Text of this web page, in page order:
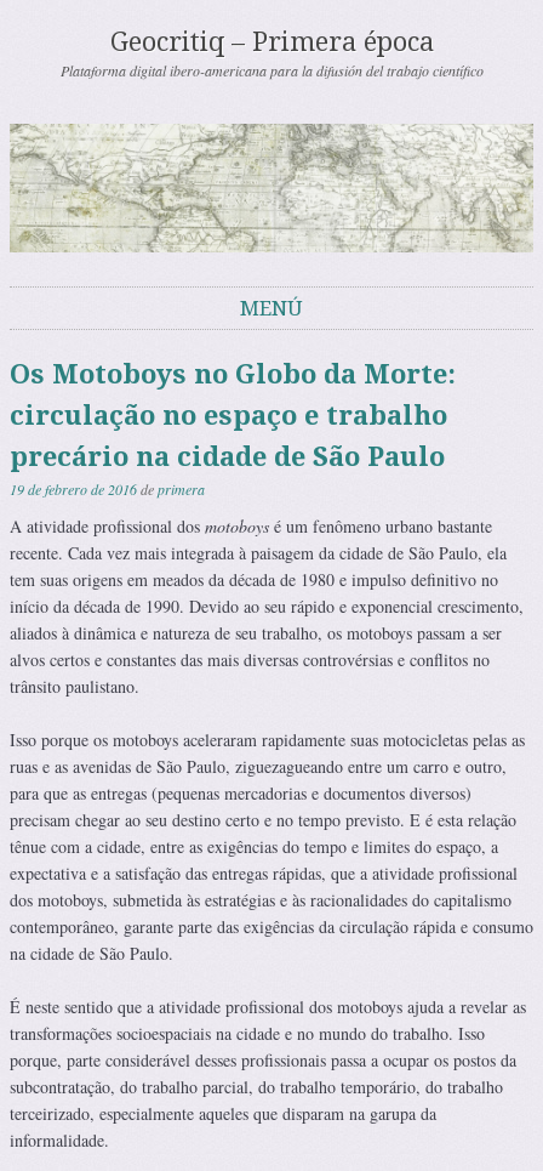
Geocritiq – Primera época
Plataforma digital ibero-americana para la difusión del trabajo científico
MENÚ
Os Motoboys no Globo da Morte:
circulação no espaço e trabalho
precário na cidade de São Paulo
19 de febrero de 2016deprimera
A atividade profissional dos motoboys é um fenômeno urbano bastante
recente. Cada vez mais integrada à paisagem da cidade de São Paulo, ela
tem suas origens em meados da década de 1980 e impulso definitivo no
início da década de 1990. Devido ao seu rápido e exponencial crescimento,
aliados à dinâmica e natureza de seu trabalho, os motoboys passam a ser
alvos certos e constantes das mais diversas controvérsias e conflitos no
trânsito paulistano.
Isso porque os motoboys aceleraram rapidamente suas motocicletas pelas as
ruas e as avenidas de São Paulo, ziguezagueando entre um carro e outro,
para que as entregas (pequenas mercadorias e documentos diversos)
precisam chegar ao seu destino certo e no tempo previsto. E é esta relação
tênue com a cidade, entre as exigências do tempo e limites do espaço, a
expectativa e a satisfação das entregas rápidas, que a atividade profissional
dos motoboys, submetida às estratégias e às racionalidades do capitalismo
contemporâneo, garante parte das exigências da circulação rápida e consumo
na cidade de São Paulo.
É neste sentido que a atividade profissional dos motoboys ajuda a revelar as
transformações socioespaciais na cidade e no mundo do trabalho. Isso
porque, parte considerável desses profissionais passa a ocupar os postos da
subcontratação, do trabalho parcial, do trabalho temporário, do trabalho
terceirizado, especialmente aqueles que disparam na garupa da
informalidade.